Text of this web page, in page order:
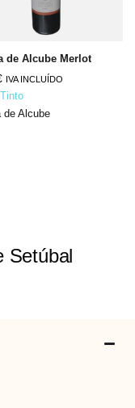
de Alcube Merlot
IVA INCLUÍDO
de Alcube
Setúbal